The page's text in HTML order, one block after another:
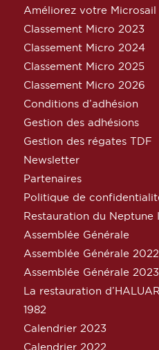
Améliorez votre Microsail
Classement Micro 2023
Classement Micro 2024
Classement Micro 2025
Classement Micro 2026
Conditions d’adhésion
Gestion des adhésions
Gestion des régates TDF
Newsletter
Partenaires
Politique de
Restauration du Neptune
Assemblée Générale
Assemblée Générale 2022
Assemblée Générale 2023
La restauration
1982
Calendrier 2023
Calendrier 2022